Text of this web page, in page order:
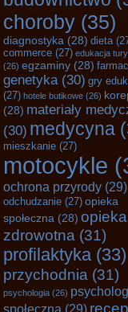
choroby (35)
diagnostyka (28) dieta
commerce (27) edukacja
(26) egzaminy (28)
genetyka(30) gry
(27) hotele butikowe (26)
(28) materiały
(30) medycyna
mieszkanie (27)
motocykle
ochrona przyrody (29)
odchudzanie (27) opieka
społeczna (28) opieka
zdrowotna (31)
profilaktyka(33)
przychodnia (31)
psychologia (26)
społeczna (29)